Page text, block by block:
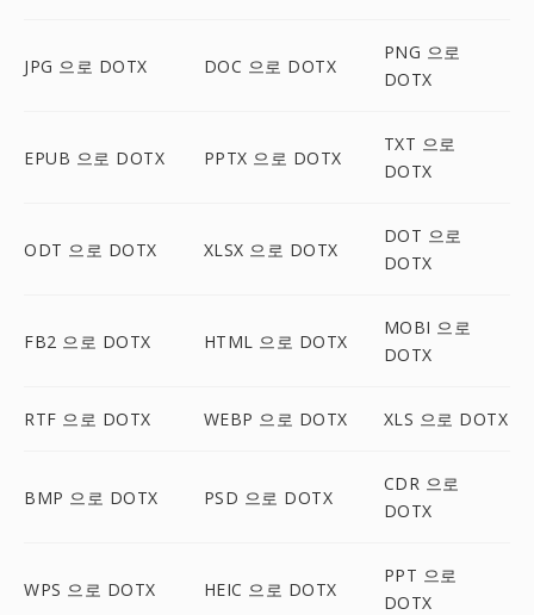
JPG 으로 DOTX DOC 으로 DOTX
PNG 으로
DOTX
EPUB 으로 DOTX PPTX 으로 DOTX
TXT 으로
DOTX
ODT 으로 DOTX XLSX 으로 DOTX
DOT 으로
DOTX
FB2 으로 DOTX HTML 으로 DOTX
MOBI 으로
DOTX
RTF 으로 DOTX WEBP 으로 DOTX XLS 으로 DOTX
BMP 으로 DOTX PSD 으로 DOTX
CDR 으로
DOTX
WPS 으로 DOTX HEIC 으로 DOTX
PPT 으로
DOTX